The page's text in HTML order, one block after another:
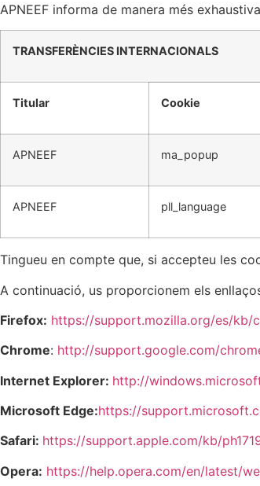
APNEEF informa de manera més
TRANSFERÈNCIES INTERNACIONALS
Titular Cookie
APNEEF ma_popup
APNEEF pll_language
Tingueu en compte que, si accepteu les
A continuació, us proporcionem els
Firefox: https://support.mozilla.org/es/kb/
Chrome: http://support.google.com/
Internet Explorer: http://
Microsoft Edge:https://
Safari: https://support.apple.com/kb/
Opera: https://help.opera.com/en/latest/